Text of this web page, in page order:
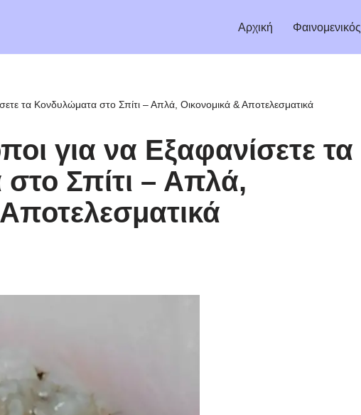
Αρχική Φαινομενικός
τα Κονδυλώματα στο Σπίτι – Απλά, Οικονομικά & Αποτελεσματικά
για να Εξαφανίσετε τα
Σπίτι – Απλά,